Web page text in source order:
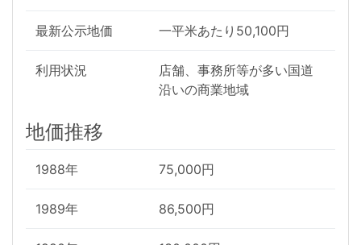
最新公示地価 一平米あたり50,100円
利用状況
店舗、事務所等が多い国道
沿いの商業地域
地価推移
1988年 75,000円
1989年 86,500円